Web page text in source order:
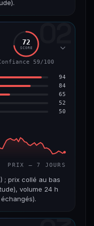
24 H
30 J
%
65/100
02
72
SCORE
59/100
94
84
65
52
50
PRIX — 7 JOURS
; prix collé au bas
volume 24 h
24 H